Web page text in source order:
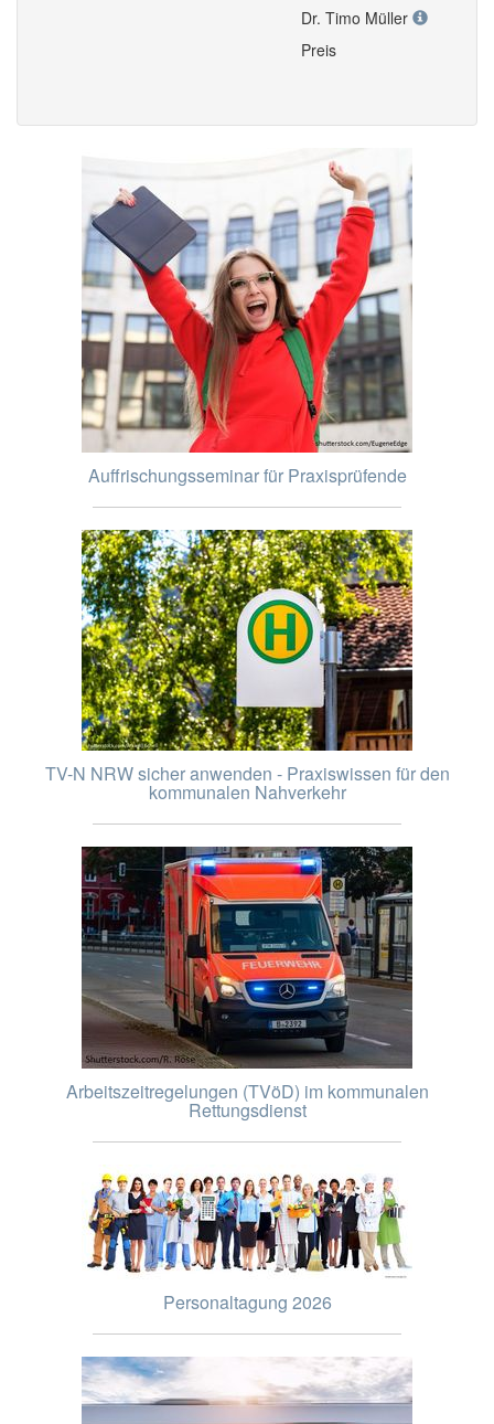
Dr. Timo Müller
Preis
Auffrischungsseminar für Praxisprüfende
TV-N NRW sicher anwenden - Praxiswissen für den
kommunalen Nahverkehr
Arbeitszeitregelungen (TVöD) im kommunalen
Rettungsdienst
Personaltagung 2026